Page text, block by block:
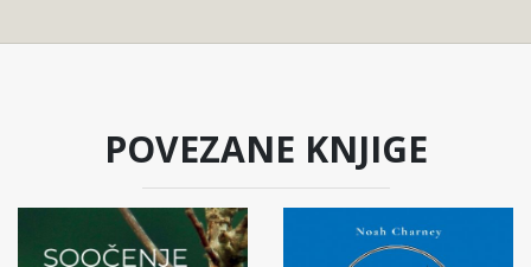
POVEZANE KNJIGE